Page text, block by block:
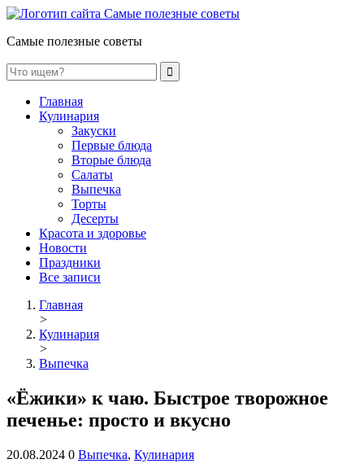
Самые полезные советы
Главная
Кулинария
Закуски
Первые блюда
Вторые блюда
Салаты
Выпечка
Торты
Десерты
Красота и здоровье
Новости
Праздники
Все записи
Главная
>
Кулинария
>
Выпечка
«Ёжики» к чаю. Быстрое творожное
печенье: просто и вкусно
20.08.2024 0 Выпечка, Кулинария